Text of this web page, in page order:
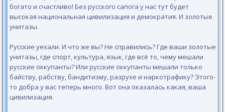
богато и счастливо! Без русского сапога у нас тут будет
высокая национальная цивилизация и демократия. И золотые
унитазы.
Русские уехали. И что же вы? Не справились? Где ваши золотые
унитазы, где спорт, культура, язык, где всё то, чему мешали
русские оккупанты? Или русские оккупанты мешали только
байству, рабству, бандитизму, разрухе и наркотрафику? Этого-
то добра у вас теперь много. Вот она оказалась какая, ваша
цивилизация.